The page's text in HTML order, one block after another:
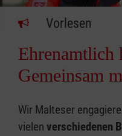
Vorlesen
Ehrenamtlich
Gemeinsam
Wir Malteser
vielen verschiedenen